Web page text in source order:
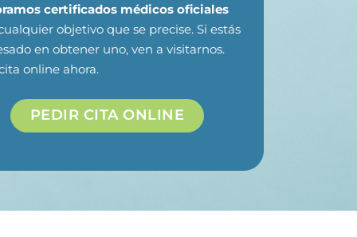
certificados médicos oficiales
objetivo que se precise. Si estás
en obtener uno, ven a visitarnos.
online ahora.
PEDIR CITA ONLINE